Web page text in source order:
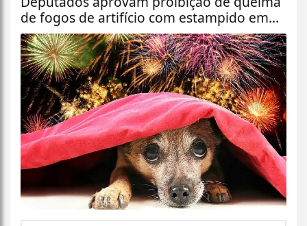
de fogos de artifício com estampido em...